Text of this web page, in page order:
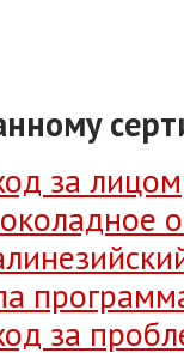
за лицом
за